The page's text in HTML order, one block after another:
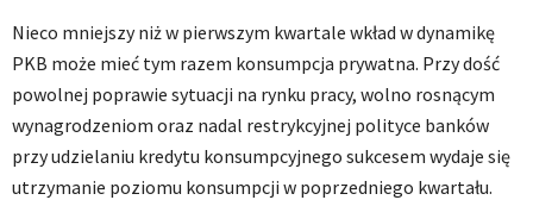
Nieco mniejszy niż w pierwszym kwartale wkład w dynamikę
PKB może mieć tym razem konsumpcja prywatna. Przy dość
powolnej poprawie sytuacji na rynku pracy, wolno rosnącym
wynagrodzeniom oraz nadal restrykcyjnej polityce banków
przy udzielaniu kredytu konsumpcyjnego sukcesem wydaje się
utrzymanie poziomu konsumpcji w poprzedniego kwartału.